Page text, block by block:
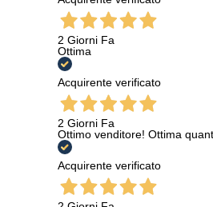
2 Giorni Fa
Ottima
Acquirente verificato
2 Giorni Fa
Ottimo venditore! Ottima
Acquirente verificato